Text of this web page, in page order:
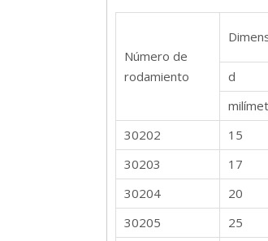
Número de
rodamiento
d
30202
15
30203
17
30204
20
30205
25